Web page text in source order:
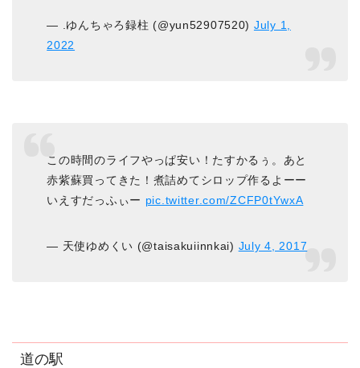
— .ゆんちゃろ録柱 (@yun52907520) July 1,
2022
この時間のライフやっぱ安い！たすかるぅ。あと
赤紫蘇買ってきた！煮詰めてシロップ作るよーー
いえすだっふぃー pic.twitter.com/ZCFP0tYwxA
— 天使ゆめくい (@taisakuiinnkai) July 4, 2017
道の駅